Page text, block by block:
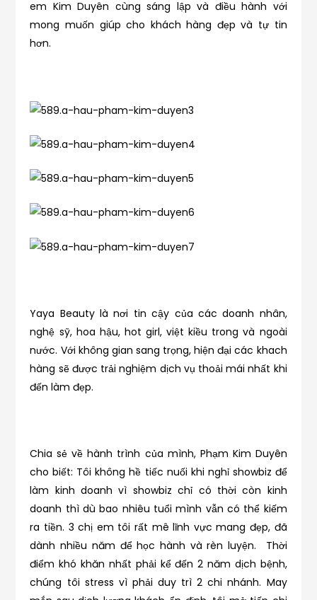
em Kim Duyên cùng sáng lập và điều hành với
mong muốn giúp cho khách hàng đẹp và tự tin
hơn.
Yaya Beauty là nơi tin cậy của các doanh nhân,
nghệ sỹ, hoa hậu, hot girl, việt kiều trong và ngoài
nước. Với không gian sang trọng, hiện đại các khach
hàng sẽ được trải nghiệm dịch vụ thoải mái nhất khi
đến làm đẹp.
Chia sẻ về hành trình của mình, Phạm Kim Duyên
cho biết: Tôi không hề tiếc nuối khi nghỉ showbiz để
làm kinh doanh vì showbiz chỉ có thời còn kinh
doanh thì dù bao nhiêu tuổi mình vẫn có thể kiếm
ra tiền. 3 chị em tôi rất mê lĩnh vực mang đẹp, đã
dành nhiều năm để học hành và rèn luyện. Thời
điểm khó khăn nhất phải kể đến 2 năm dịch bệnh,
chúng tôi stress vì phải duy trì 2 chi nhánh. May